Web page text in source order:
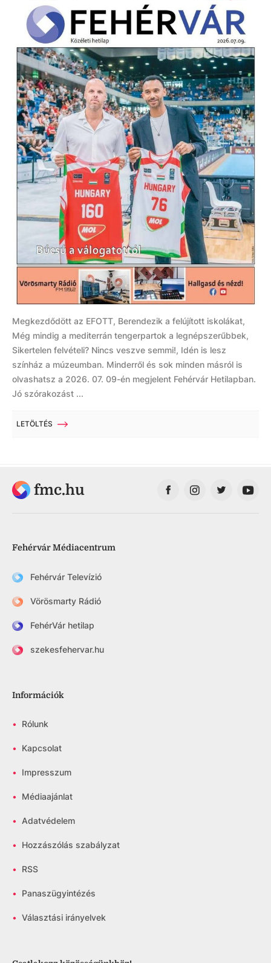
Megkezdődött az EFOTT, Berendezik a felújított iskolákat,
Még mindig a mediterrán tengerpartok a legnépszerűbbek,
Sikertelen felvételi? Nincs veszve semmi!, Idén is lesz
színház a múzeumban. Minderről és sok minden másról is
olvashatsz a 2026. 07. 09-én megjelent Fehérvár Hetilapban.
Jó szórakozást ...
LETÖLTÉS
fmc.hu
Fehérvár Médiacentrum
Fehérvár Televízió
Vörösmarty Rádió
FehérVár hetilap
szekesfehervar.hu
Információk
• Rólunk
• Kapcsolat
• Impresszum
• Médiaajánlat
• Adatvédelem
• Hozzászólás szabályzat
• RSS
• Panaszügyintézés
• Választási irányelvek